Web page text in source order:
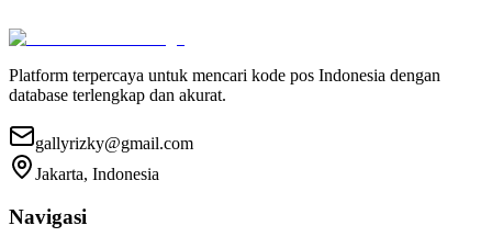
Platform terpercaya untuk mencari kode pos Indonesia dengan
database terlengkap dan akurat.
gallyrizky@gmail.com
Jakarta, Indonesia
Navigasi